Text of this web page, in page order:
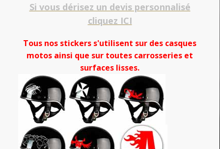
Si vous dérisez un devis personnalisé
cliquez ICI
Tous nos stickers s'utilisent sur des casques
motos ainsi que sur toutes carrosseries et
surfaces lisses.